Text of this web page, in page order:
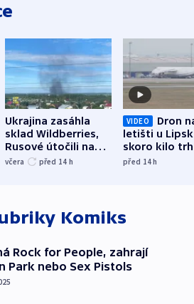
Ukrajina zasáhla
sklad Wildberries,
Rusové útočili na
trh, hasiče či
včera před 14 h
VIDEO
Dron
letišti u
skoro kilo
indicie
před 14h
Komiks
Rock for People, zahrají
Park nebo Sex Pistols